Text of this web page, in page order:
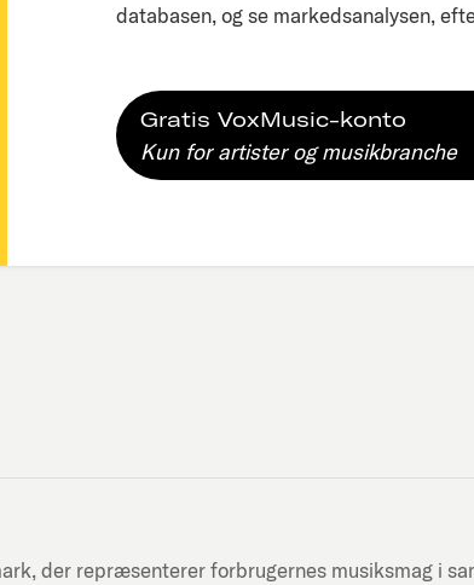
databasen, og se markedsanalysen,
Gratis VoxMusic-konto
Kun for artister og musikbranche
der repræsenterer forbrugernes musiksmag i